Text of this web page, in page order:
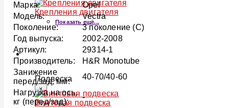
Крепления двигателя
Показать ещё...
ПОДВЕСКА
Подвеска
×
Винтовая подвеска
Марка:
Opel
Модель:
Vectra
Поколение:
3 поколение (C)
Год выпуска:
2002-2008
Артикул:
29314-1
Производитель:
H&R Monotube
Занижение
перед/зад, мм:
40-70/40-60
Нагрузка на ось,
кг (перед/зад):
-